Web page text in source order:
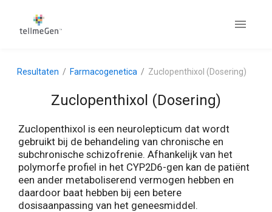
Resultaten Farmacogenetica Zuclopenthixol (Dosering)
Zuclopenthixol (Dosering)
Zuclopenthixol is een neurolepticum dat wordt
gebruikt bij de behandeling van chronische en
subchronische schizofrenie. Afhankelijk van het
polymorfe profiel in het CYP2D6-gen kan de patiënt
een ander metaboliserend vermogen hebben en
daardoor baat hebben bij een betere
dosisaanpassing van het geneesmiddel.